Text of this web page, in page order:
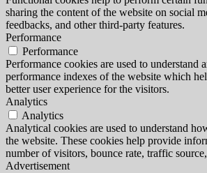
sharing the content of the website on social
feedbacks, and other third-party features.
Performance
Performance
Performance cookies are used to understand
performance indexes of the website which
better user experience for the visitors.
Analytics
Analytics
Analytical cookies are used to understand
the website. These cookies help provide
number of visitors, bounce rate, traffic
Advertisement